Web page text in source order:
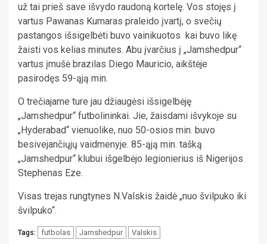
už tai prieš save išvydo raudoną kortelę. Vos stojęs į
vartus Pawanas Kumaras praleido įvartį, o svečių
pastangos išsigelbėti buvo vainikuotos kai buvo likę
žaisti vos kelias minutes. Abu įvarčius į „Jamshedpur“
vartus įmušė brazilas Diego Mauricio, aikštėje
pasirodęs 59-ąją min.
O trečiajame ture jau džiaugėsi išsigelbėję
„Jamshedpur“ futbolininkai. Jie, žaisdami išvykoje su
„Hyderabad“ vienuolike, nuo 50-osios min. buvo
besivejančiųjų vaidmenyje. 85-ąją min. tašką
„Jamshedpur“ klubui išgelbėjo legionierius iš Nigerijos
Stephenas Eze.
Visas trejas rungtynes N.Valskis žaidė „nuo švilpuko iki
švilpuko“.
Tags: futbolas Jamshedpur Valskis